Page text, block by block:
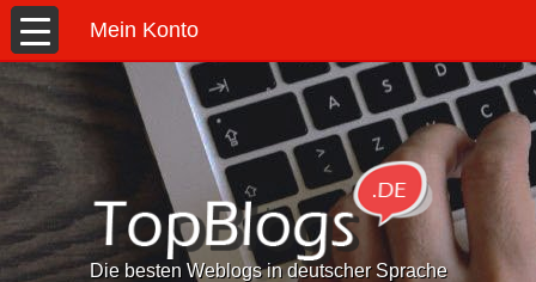
Mein Konto
Die besten Weblogs in deutscher Sprache